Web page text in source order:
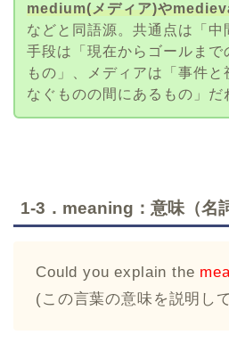
medium(メディア)や
などと同語源。共通点は「中
手段は「現在からゴールまで
もの」、メディアは「事件と
なぐものの間にあるもの」だ
1-3．meaning：意味（名
Could you explain the
(この言葉の意味を説明し